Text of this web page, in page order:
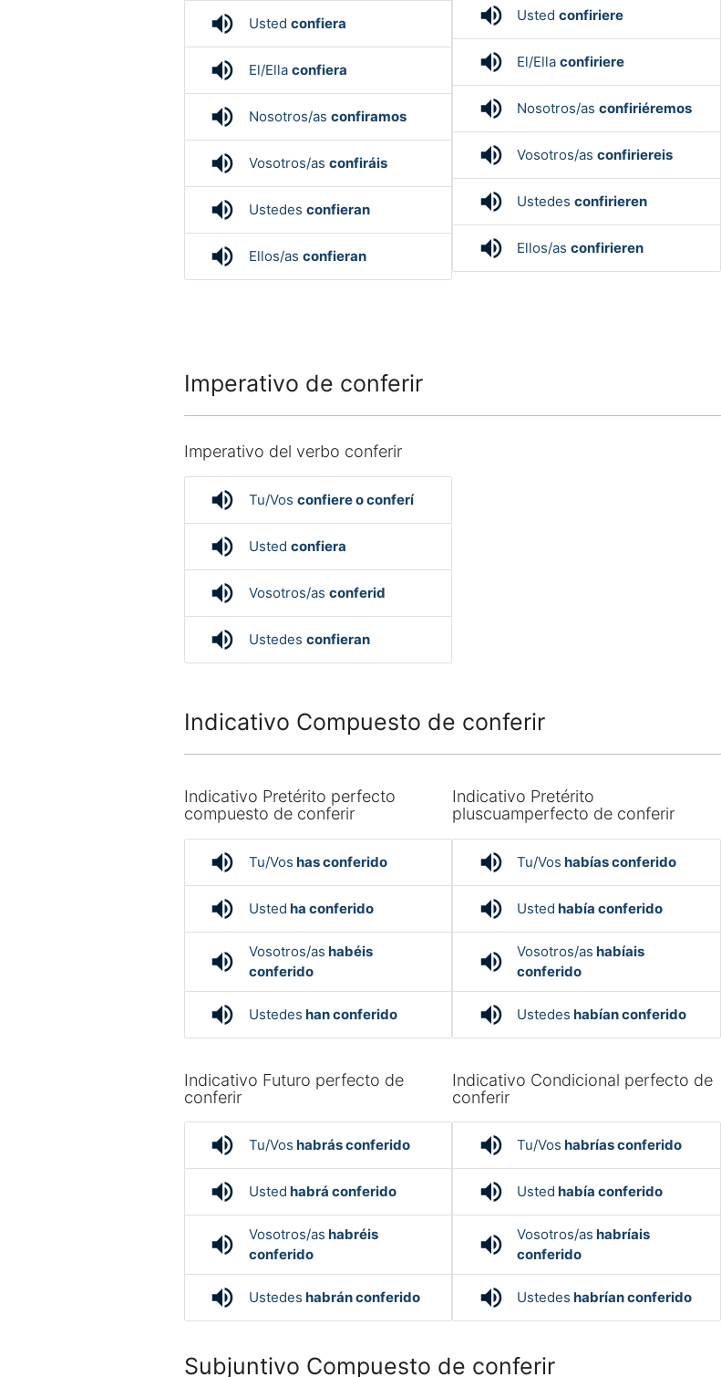
volume_up Usted confiera
volume_up El/Ella confiera
volume_up Nosotros/as confiramos
volume_up Vosotros/as confiráis
volume_up Ustedes confieran
volume_up Ellos/as confieran
volume_up Ustedconfiriere
volume_up El/Ellaconfiriere
volume_up Nosotros/asconfiriéremos
volume_up Vosotros/asconfiriereis
volume_up Ustedesconfirieren
volume_up Ellos/asconfirieren
Imperativo de conferir
Imperativo del verbo conferir
volume_up Tu/Vos confiere o conferí
volume_up Usted confiera
volume_up Vosotros/as conferid
volume_up Ustedes confieran
Indicativo Compuesto de conferir
Indicativo Pretérito perfecto
compuesto de conferir
volume_up Tu/Vos has conferido
volume_up Usted ha conferido
volume_up Vosotros/as habéis
conferido
volume_up Ustedes han conferido
Indicativo Pretérito
pluscuamperfecto de conferir
volume_up Tu/Vos habías conferido
volume_up Usted había conferido
volume_up Vosotros/as habíais
conferido
volume_up Ustedes habían conferido
Indicativo Futuro perfecto de
conferir
volume_up Tu/Vos habrás conferido
volume_up Usted habrá conferido
volume_up Vosotros/as habréis
conferido
volume_up Ustedes habrán conferido
Indicativo Condicional perfecto de
conferir
volume_up Tu/Vos habrías conferido
volume_up Usted había conferido
volume_up Vosotros/as habríais
conferido
volume_up Ustedes habrían conferido
Subjuntivo Compuesto de conferir